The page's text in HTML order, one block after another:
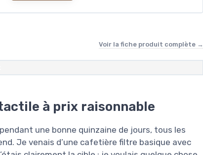
Voir la fiche produit complète →
à prix raisonnable
une bonne quinzaine de jours, tous les
Je venais d’une cafetière filtre basique avec